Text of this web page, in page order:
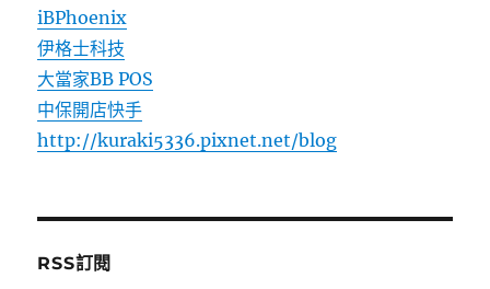
iBPhoenix
伊格士科技
大當家BB POS
中保開店快手
http://kuraki5336.pixnet.net/blog
RSS訂閱